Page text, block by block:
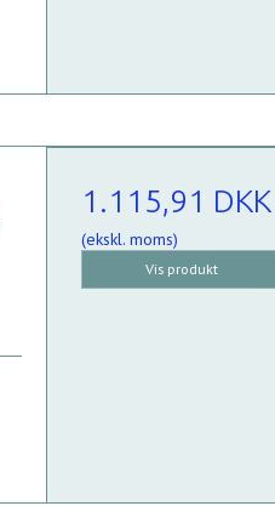
1.115,91 DKK
(ekskl. moms)
Vis produkt